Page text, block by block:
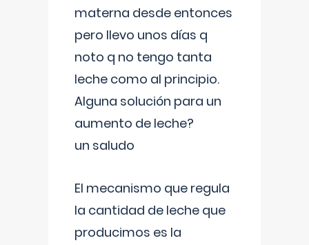
materna desde entonces
pero llevo unos días q
noto q no tengo tanta
leche como al principio.
Alguna solución para un
aumento de leche?
un saludo
El mecanismo que regula
la cantidad de leche que
producimos es la